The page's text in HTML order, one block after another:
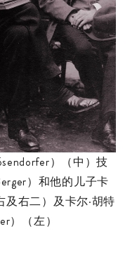
）（中）技
）和他的儿子卡
及右二）及卡尔·胡特
）（左）